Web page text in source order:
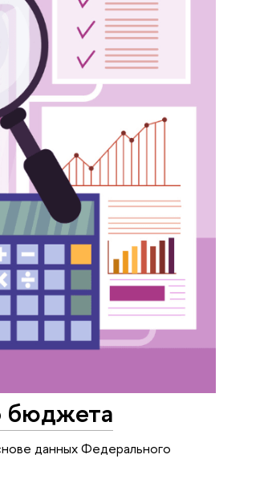
бюджета
данных Федерального